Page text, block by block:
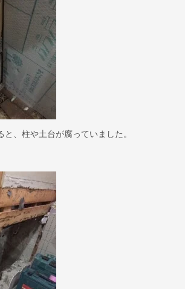
、柱や土台が腐っていました。